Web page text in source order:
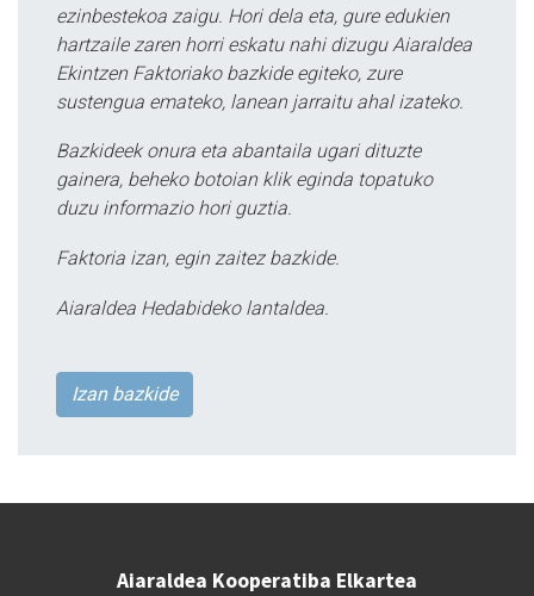
ezinbestekoa zaigu. Hori dela eta, gure edukien
hartzaile zaren horri eskatu nahi dizugu Aiaraldea
Ekintzen Faktoriako bazkide egiteko, zure
sustengua emateko, lanean jarraitu ahal izateko.
Bazkideek onura eta abantaila ugari dituzte
gainera, beheko botoian klik eginda topatuko
duzu informazio hori guztia.
Faktoria izan, egin zaitez bazkide.
Aiaraldea Hedabideko lantaldea.
Izan bazkide
Aiaraldea Kooperatiba Elkartea